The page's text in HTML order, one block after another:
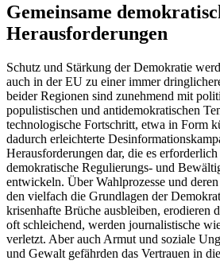
Gemeinsame
Herausforderungen
Schutz und Stärkung der Demokratie
auch in der EU zu einer immer
beider Regionen sind zunehmend mit
populis­tischen und antidemokratischen
technologische Fort­schritt, etwa in Form
dadurch erleichterte
Her­ausforderun­gen dar, die es erforderlich
demokratische Regulierungs- und
entwickeln. Über Wahl­prozesse und
den vielfach die Grundlagen der
krisenhafte Brüche ausbleiben, erodieren
oft schleichend, werden journalis­tische
verletzt. Aber auch Armut und soziale
und Gewalt gefährden das Vertrauen in